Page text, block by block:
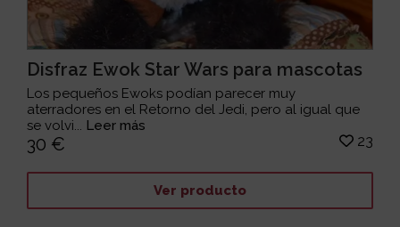
Disfraz Ewok Star Wars para mascotas
Los pequeños Ewoks podían parecer muy
aterradores en el Retorno del Jedi, pero al igual que
se volvi... Leer más
30 € 23
Ver producto